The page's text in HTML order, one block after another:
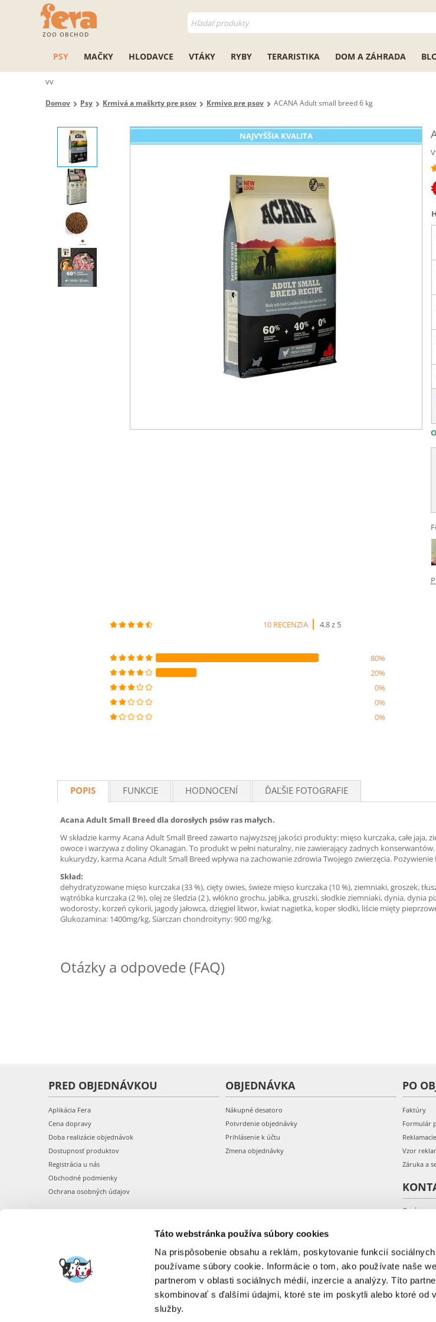
Táto webstránka používa súbory cookies
Na prispôsobenie obsahu a reklám, poskytovanie funkcií
používame súbory cookie. Informácie o tom, ako používate naše
partnerom v oblasti sociálnych médií, inzercie a analýzy. Títo
skombinovať s ďalšími údajmi, ktoré ste im poskytli alebo ktoré od
služby.
ZOO OBCHOD
PSY MAČKY HLODAVCE VTÁKY RYBY TERARISTIKA DOM A ZÁHRADA
vv
Domov Psy Krmivá a maškrty pre psov Krmivo pre psov ACANA Adult small breed 6 kg
NAJVYŠŠIA KVALITA
10 RECENZIA 4.8 z 5
80%
20%
0%
0%
0%
POPIS FUNKCIE HODNOCENÍ ĎAĽŠIE FOTOGRAFIE
Acana Adult Small Breed dla dorosłych psów ras małych.
W składzie karmy Acana Adult Small Breed zawarto najwyższej jakości produkty: mięso kurczaka, całe
owoce i warzywa z doliny Okanagan. To produkt w pełni naturalny, nie zawierający żadnych
kukurydzy, karma Acana Adult Small Breed wpływa na zachowanie zdrowia Twojego zwierzęcia.
Skład:
dehydratyzowane mięso kurczaka (33 %), cięty owies, świeże mięso kurczaka (10 %), ziemniaki, groszek,
wątróbka kurczaka (2 %), olej ze śledzia (2 ), włókno grochu, jabłka, gruszki, słodkie ziemniaki, dynia,
wodorosty, korzeń cykorii, jagody jałowca, dzięgiel litwor, kwiat nagietka, koper słodki, liście mięty
Glukozamina: 1400mg/kg, Siarczan chondroityny: 900 mg/kg.
Otázky a odpovede (FAQ)
PRED OBJEDNÁVKOU
Aplikácia Fera
Cena dopravy
Doba realizácie objednávok
Dostupnosť produktov
Registrácia u nás
Obchodné podmienky
Ochrana osobných údajov
OBJEDNÁVKA
Nákupné desatoro
Potvrdenie objednávky
Prihlásenie k účtu
Zmena objednávky
PO
Faktúry
Formulár
Vzor
Záruka a
O nás